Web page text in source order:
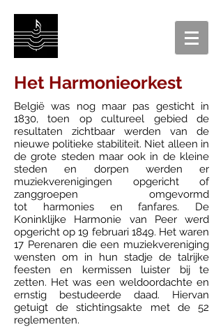
Het Harmonieorkest
België was nog maar pas gesticht in
1830, toen op cultureel gebied de
resultaten zichtbaar werden van de
nieuwe politieke stabiliteit. Niet alleen in
de grote steden maar ook in de kleine
steden en dorpen werden er
muziekverenigingen opgericht of
zanggroepen omgevormd
tot harmonies en fanfares. De
Koninklijke Harmonie van Peer werd
opgericht op 19 februari 1849. Het waren
17 Perenaren die een muziekvereniging
wensten om in hun stadje de talrijke
feesten en kermissen luister bij te
zetten. Het was een weldoordachte en
ernstig bestudeerde daad. Hiervan
getuigt de stichtingsakte met de 52
reglementen.